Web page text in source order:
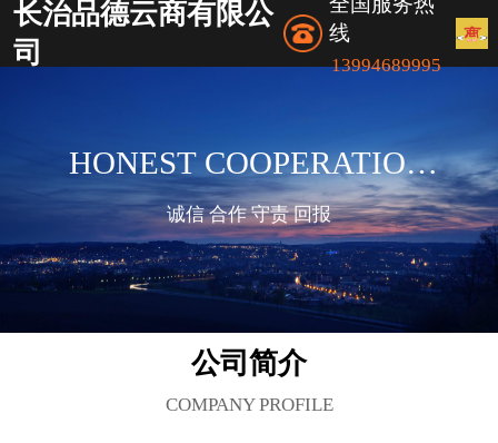
长治品德云商有限公
司
线
13994689995
HONEST COOPERATION
AND RESPONSIBLE
RETURN
诚信 合作 守责 回报
公司简介
COMPANY PROFILE